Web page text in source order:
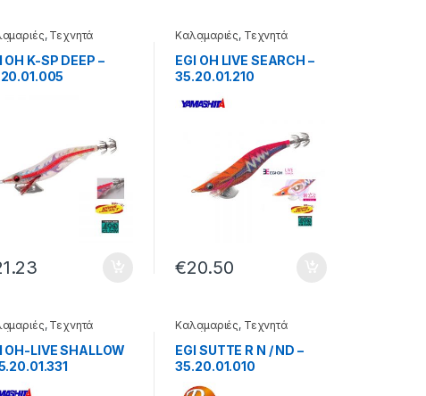
, Τεχνητά
OH K-SP DEEP –
Καλαμαριές, Τεχνητά
δολώματα
EGI OH LIVE SEARCH –
35.20.01.210
€20.50
, Τεχνητά
OH-LIVE SHALLOW
Καλαμαριές, Τεχνητά
δολώματα
EGI SUTTE R N / ND –
35.20.01.010